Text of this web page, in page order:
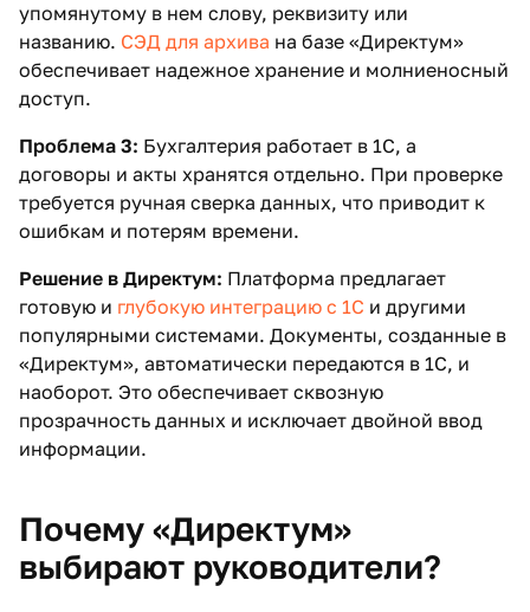
упомянутому в нем слову, реквизиту или
названию. СЭД для архива на базе «Директум»
обеспечивает надежное хранение и молниеносный
доступ.
Проблема 3: Бухгалтерия работает в 1С, а
договоры и акты хранятся отдельно. При проверке
требуется ручная сверка данных, что приводит к
ошибкам и потерям времени.
Решение в Директум: Платформа предлагает
готовую и глубокую интеграцию с 1С и другими
популярными системами. Документы, созданные в
«Директум», автоматически передаются в 1С, и
наоборот. Это обеспечивает сквозную
прозрачность данных и исключает двойной ввод
информации.
Почему «Директум»
выбирают руководители?